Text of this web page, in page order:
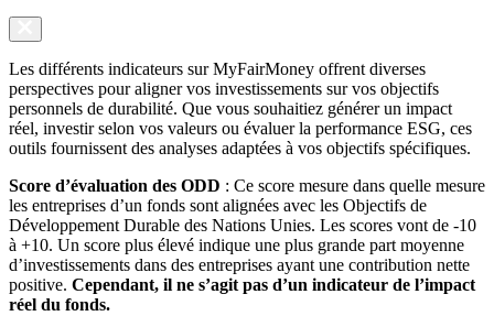
Les différents indicateurs sur MyFairMoney offrent diverses
perspectives pour aligner vos investissements sur vos objectifs
personnels de durabilité. Que vous souhaitiez générer un impact
réel, investir selon vos valeurs ou évaluer la performance ESG, ces
outils fournissent des analyses adaptées à vos objectifs spécifiques.
Score d’évaluation des ODD : Ce score mesure dans quelle mesure
les entreprises d’un fonds sont alignées avec les Objectifs de
Développement Durable des Nations Unies. Les scores vont de -10
à +10. Un score plus élevé indique une plus grande part moyenne
d’investissements dans des entreprises ayant une contribution nette
positive. Cependant, il ne s’agit pas d’un indicateur de l’impact
réel du fonds.